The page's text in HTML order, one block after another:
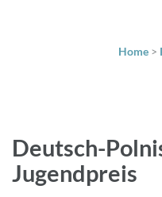
Home >
Deutsch-
Jugendpreis